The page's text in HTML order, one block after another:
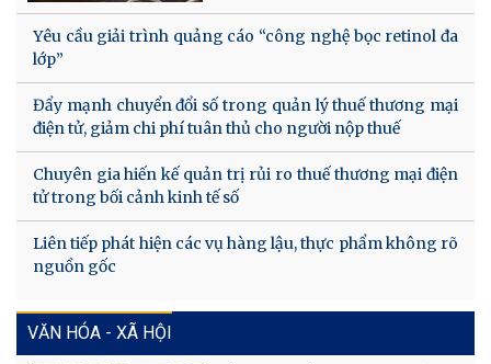
Yêu cầu giải trình quảng cáo “công nghệ bọc retinol đa
lớp”
Đẩy mạnh chuyển đổi số trong quản lý thuế thương mại
điện tử, giảm chi phí tuân thủ cho người nộp thuế
Chuyên gia hiến kế quản trị rủi ro thuế thương mại điện
tử trong bối cảnh kinh tế số
Liên tiếp phát hiện các vụ hàng lậu, thực phẩm không rõ
nguồn gốc
VĂN HÓA - XÃ HỘI